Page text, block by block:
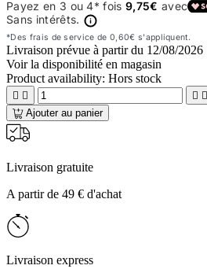
Livraison prévue à partir du 12/08/2026
Voir la disponibilité en magasin
Product availability: Hors stock
   
Ajouter au panier
Livraison gratuite
A partir de 49 € d'achat
Livraison express